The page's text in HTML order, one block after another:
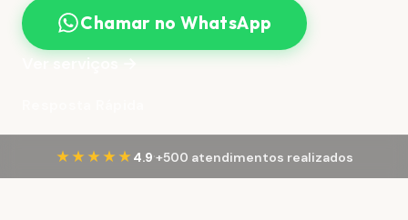
Chamar no WhatsApp
Ver serviços →
★★★★★ 4.9·+500 atendimentos realizados